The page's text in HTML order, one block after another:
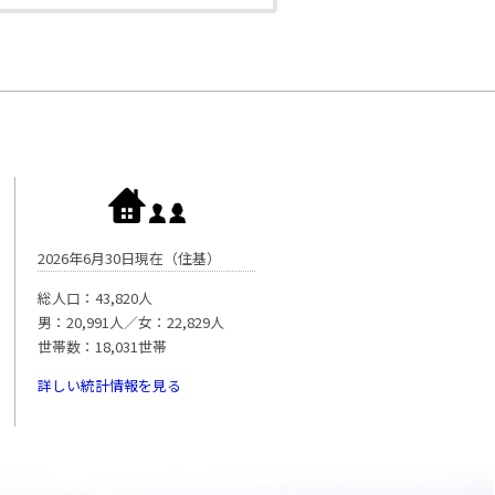
2026年6月30日現在（住基）
総人口：43,820人
男：20,991人／女：22,829人
世帯数：18,031世帯
詳しい統計情報を見る